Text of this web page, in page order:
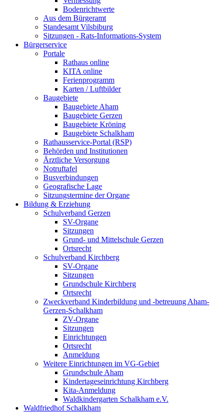
Bodenrichtwerte
Aus dem Bürgeramt
Standesamt Vilsbiburg
Sitzungen - Rats-Informations-System
Bürgerservice
Portale
Rathaus online
KITA online
Ferienprogramm
Karten / Luftbilder
Baugebiete
Baugebiete Aham
Baugebiete Gerzen
Baugebiete Kröning
Baugebiete Schalkham
Rathausservice-Portal (RSP)
Behörden und Institutionen
Ärztliche Versorgung
Notruftafel
Busverbindungen
Geografische Lage
Sitzungstermine der Organe
Bildung & Erziehung
Schulverband Gerzen
SV-Organe
Sitzungen
Grund- und Mittelschule Gerzen
Ortsrecht
Schulverband Kirchberg
SV-Organe
Sitzungen
Grundschule Kirchberg
Ortsrecht
Zweckverband Kinderbildung und -betreuung Aham-
Gerzen-Schalkham
ZV-Organe
Sitzungen
Einrichtungen
Ortsrecht
Anmeldung
Weitere Einrichtungen im VG-Gebiet
Grundschule Aham
Kindertageseinrichtung Kirchberg
Kita-Anmeldung
Waldkindergarten Schalkham e.V.
Waldfriedhof Schalkham